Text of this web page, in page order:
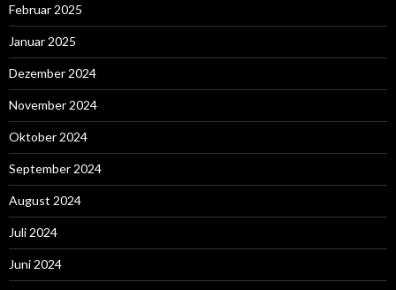
Februar 2025
Januar 2025
Dezember 2024
November 2024
Oktober 2024
September 2024
August 2024
Juli 2024
Juni 2024